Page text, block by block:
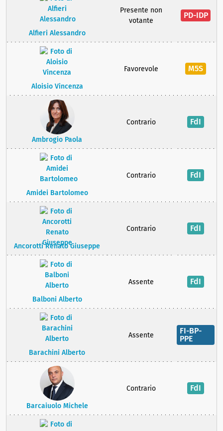
Alfieri Alessandro
Presente non
votante
PD-IDP
Aloisio Vincenza
Favorevole M5S
Ambrogio Paola
Contrario FdI
Amidei Bartolomeo
Contrario FdI
Ancorotti Renato Giuseppe
Contrario FdI
Balboni Alberto
Assente FdI
Barachini Alberto
Assente
FI-BP-
PPE
Barcaiuolo Michele
Contrario FdI